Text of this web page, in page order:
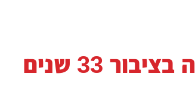
תמ"ש 25714-09-10 א' נ' ב'- תביעת ידועה בציבור 33 שנים